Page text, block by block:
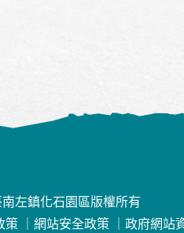
左鎮化石園區版權所有
策
網站安全政策
政府網站